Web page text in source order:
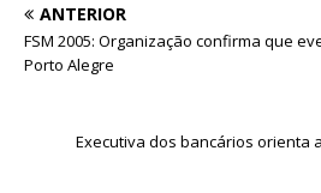
ANTERIOR
FSM 2005: Organização confirma que
Porto Alegre
Executiva dos bancários orienta